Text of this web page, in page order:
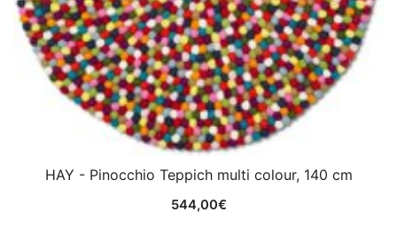
HAY - Pinocchio Teppich multi colour, 140 cm
544,00€